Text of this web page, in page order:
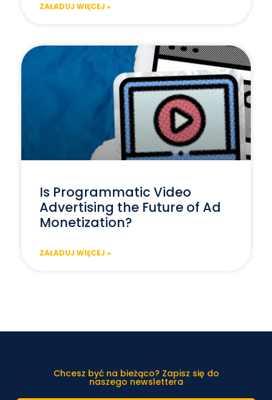
ZAŁADUJ WIĘCEJ »
Is Programmatic Video
Advertising the Future of Ad
Monetization?
ZAŁADUJ WIĘCEJ »
Chcesz być na bieżąco? Zapisz się do
naszego newslettera